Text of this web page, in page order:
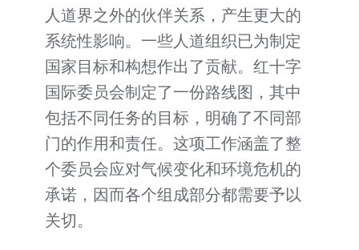
人道界之外的伙伴关系，产生更大的
系统性影响。一些人道组织已为制定
国家目标和构想作出了贡献。红十字
国际委员会制定了一份路线图，其中
包括不同任务的目标，明确了不同部
门的作用和责任。这项工作涵盖了整
个委员会应对气候变化和环境危机的
承诺，因而各个组成部分都需要予以
关切。